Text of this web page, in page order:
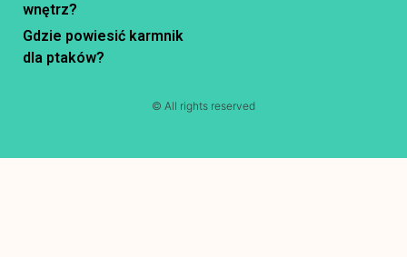
wnętrz?
Gdzie powiesić karmnik
dla ptaków?
© All rights reserved